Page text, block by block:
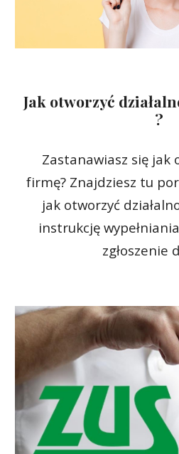
Jak otworzyć
?
Zastanawiasz się jak
firmę? Znajdziesz tu
jak otworzyć
instrukcję
zgłoszenie